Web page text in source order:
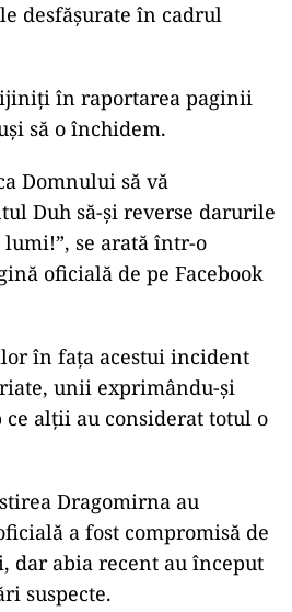
desfășurate în cadrul
în raportarea paginii
să o închidem.
Domnului să vă
Duh să-și reverse darurile
se arată într-o
oficială de pe Facebook
în fața acestui incident
unii exprimându-și
alții au considerat totul o
Dragomirna au
a fost compromisă de
dar abia recent au început
suspecte.